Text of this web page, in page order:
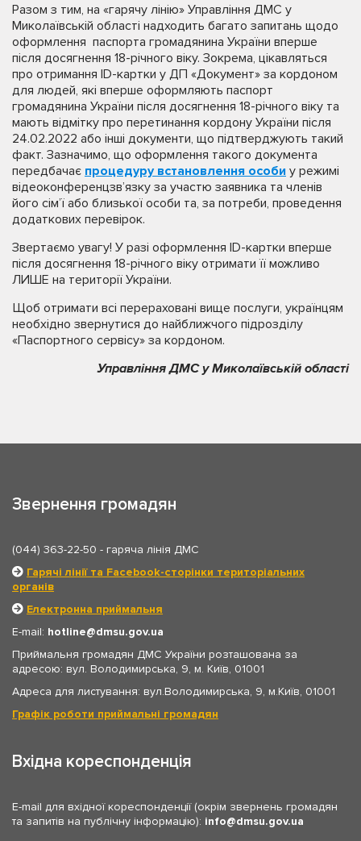
Разом з тим, на «гарячу лінію» Управління ДМС у
Миколаївській області надходить багато запитань щодо
оформлення паспорта громадянина України вперше
після досягнення 18-річного віку. Зокрема, цікавляться
про отримання ID-картки у ДП «Документ» за кордоном
для людей, які вперше оформляють паспорт
громадянина України після досягнення 18-річного віку та
мають відмітку про перетинання кордону України після
24.02.2022 або інші документи, що підтверджують такий
факт. Зазначимо, що оформлення такого документа
передбачає процедуру встановлення особи у режимі
відеоконференцзв’язку за участю заявника та членів
його сім’ї або близької особи та, за потреби, проведення
додаткових перевірок.
Звертаємо увагу! У разі оформлення ID-картки вперше
після досягнення 18-річного віку отримати її можливо
ЛИШЕ на території України.
Щоб отримати всі перераховані вище послуги, українцям
необхідно звернутися до найближчого підрозділу
«Паспортного сервісу» за кордоном.
Управління ДМС у Миколаївській області
Звернення громадян
(044) 363-22-50 - гаряча лінія ДМС
Гарячі лінії та Facebook-сторінки територіальних
органів
Електронна приймальня
E-mail: hotline
dmsu.gov.ua
Приймальня громадян ДМС України розташована за
адресою: вул. Володимирська, 9, м. Київ, 01001
Адреса для листування: вул.Володимирська, 9, м.Київ, 01001
Графік роботи приймальні громадян
Вхідна кореспонденція
E-mail для вхідної кореспонденції (окрім звернень громадян
та запитів на публічну інформацію): info dmsu.gov.ua